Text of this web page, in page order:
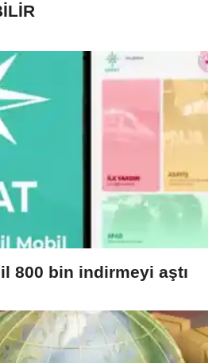
800 bin indirmeyi aştı